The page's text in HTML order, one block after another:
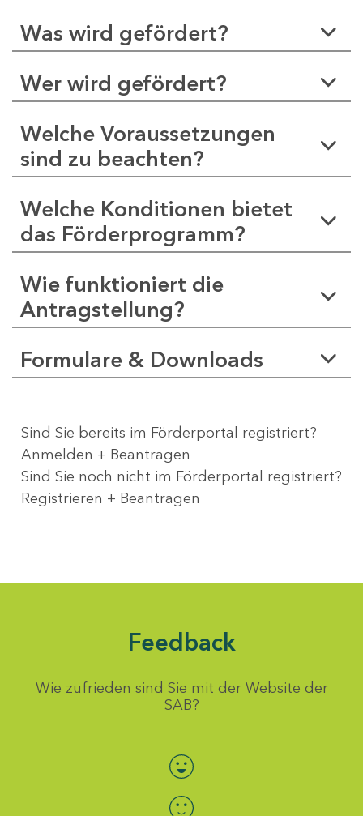
Was wird gefördert?
Wer wird gefördert?
Welche Voraussetzungen
sind zu beachten?
Welche Konditionen bietet
das Förderprogramm?
Wie funktioniert die
Antragstellung?
Formulare & Downloads
Sind Sie bereits im Förderportal registriert?
Anmelden + Beantragen
Sind Sie noch nicht im Förderportal registriert?
Registrieren + Beantragen
Feedback
Wie zufrieden sind Sie mit der Website der
SAB?
Bewertung auswählen